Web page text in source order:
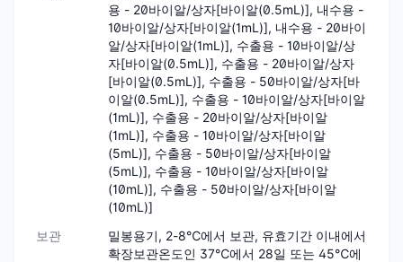
용 - 20바이알/상자[바이알(0.5mL)], 내수용 -
10바이알/상자[바이알(1mL)], 내수용 - 20바이
알/상자[바이알(1mL)], 수출용 - 10바이알/상
자[바이알(0.5mL)], 수출용 - 20바이알/상자
[바이알(0.5mL)], 수출용 - 50바이알/상자[바
이알(0.5mL)], 수출용 - 10바이알/상자[바이알
(1mL)], 수출용 - 20바이알/상자[바이알
(1mL)], 수출용 - 10바이알/상자[바이알
(5mL)], 수출용 - 50바이알/상자[바이알
(5mL)], 수출용 - 10바이알/상자[바이알
(10mL)], 수출용 - 50바이알/상자[바이알
(10mL)]
보관
밀봉용기, 2-8℃에서 보관, 유효기간 이내에서
확장보관온도인 37℃에서 28일 또는 45℃에